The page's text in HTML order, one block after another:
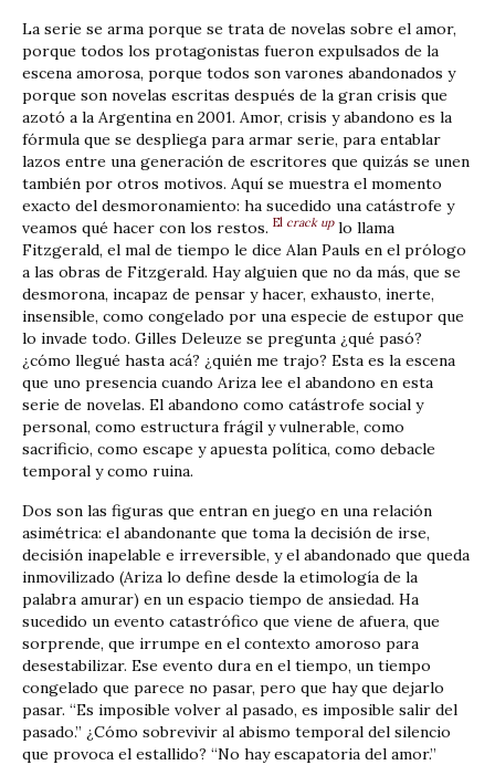
La serie se arma porque se trata de novelas sobre el amor,
porque todos los protagonistas fueron expulsados de la
escena amorosa, porque todos son varones abandonados y
porque son novelas escritas después de la gran crisis que
azotó a la Argentina en 2001. Amor, crisis y abandono es la
fórmula que se despliega para armar serie, para entablar
lazos entre una generación de escritores que quizás se unen
también por otros motivos. Aquí se muestra el momento
exacto del desmoronamiento: ha sucedido una catástrofe y
veamos qué hacer con los restos. El crack uplo llama
Fitzgerald, el mal de tiempo le dice Alan Pauls en el prólogo
a las obras de Fitzgerald. Hay alguien que no da más, que se
desmorona, incapaz de pensar y hacer, exhausto, inerte,
insensible, como congelado por una especie de estupor que
lo invade todo. Gilles Deleuze se pregunta ¿qué pasó?
¿cómo llegué hasta acá? ¿quién me trajo? Esta es la escena
que uno presencia cuando Ariza lee el abandono en esta
serie de novelas. El abandono como catástrofe social y
personal, como estructura frágil y vulnerable, como
sacrificio, como escape y apuesta política, como debacle
temporal y como ruina.
Dos son las figuras que entran en juego en una relación
asimétrica: el abandonante que toma la decisión de irse,
decisión inapelable e irreversible, y el abandonado que queda
inmovilizado (Ariza lo define desde la etimología de la
palabra amurar) en un espacio tiempo de ansiedad. Ha
sucedido un evento catastrófico que viene de afuera, que
sorprende, que irrumpe en el contexto amoroso para
desestabilizar. Ese evento dura en el tiempo, un tiempo
congelado que parece no pasar, pero que hay que dejarlo
pasar. “Es imposible volver al pasado, es imposible salir del
pasado.” ¿Cómo sobrevivir al abismo temporal del silencio
que provoca el estallido? “No hay escapatoria del amor.”